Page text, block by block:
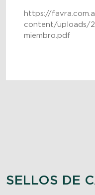
https://
content/uploads/
miembro.pdf
SELLOS DE